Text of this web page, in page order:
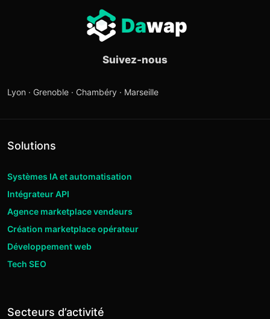
Dawap
Suivez-nous
Lyon · Grenoble · Chambéry · Marseille
Solutions
Systèmes IA et automatisation
Intégrateur API
Agence marketplace vendeurs
Création marketplace opérateur
Développement web
Tech SEO
Secteurs d’activité